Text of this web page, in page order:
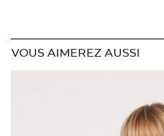
VOUS AIMEREZ AUSSI